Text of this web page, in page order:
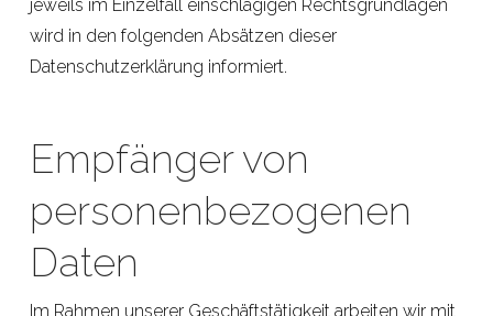
jeweils im Einzelfall einschlägigen Rechtsgrundlagen
wird in den folgenden Absätzen dieser
Datenschutzerklärung informiert.
Empfänger von
personenbezogenen
Daten
Im Rahmen unserer Geschäftstätigkeit arbeiten wir mit